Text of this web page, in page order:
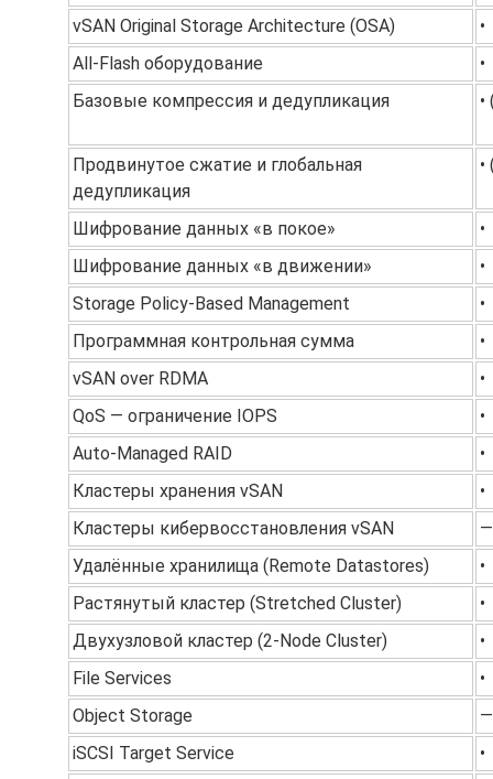
vSAN Original Storage Architecture (OSA)
•
All-Flash оборудование
•
Базовые компрессия и дедупликация
Продвинутое сжатие и глобальная
дедупликация
Шифрование данных «в покое»
•
Шифрование данных «в движении»
•
Storage Policy-Based Management
•
Программная контрольная сумма
•
vSAN over RDMA
•
QoS — ограничение IOPS
•
Auto-Managed RAID
•
Кластеры хранения vSAN
•
Кластеры кибервосстановления vSAN
—
Удалённые хранилища (Remote Datastores)
•
Растянутый кластер (Stretched Cluster)
•
Двухузловой кластер (2-Node Cluster)
•
File Services
•
Object Storage
—
iSCSI Target Service
•